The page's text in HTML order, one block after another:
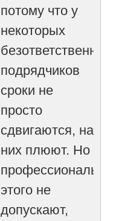
потому что у
некоторых
безответственных
подрядчиков
сроки не
просто
сдвигаются, на
них плюют. Но
профессионалы
этого не
допускают,